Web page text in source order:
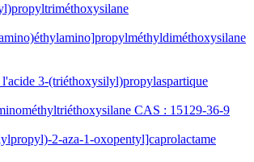
3-(triéthoxysilyl)propylaspartique
CAS : 15129-36-9
2-aza-1-oxopentyl]caprolactame